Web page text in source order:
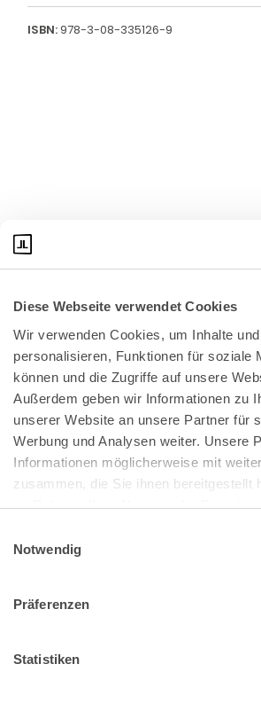
Diese Webseite verwendet Cookies
Wir verwenden Cookies, um Inhalte
personalisieren, Funktionen für soziale
können und die Zugriffe auf unsere
Außerdem geben wir Informationen zu
unserer Website an unsere Partner für
Werbung und Analysen weiter. Unsere
Informationen möglicherweise mit
zusammen, die Sie ihnen bereitgestellt
im Rahmen Ihrer Nutzung der Dienste
Impressum
Notwendig
Präferenzen
Statistiken
ISBN:978-3-08-335126-9
Bundeskanzlerplatz 2
53113 Bonn
Pressemitteilungen|AGB
Impressum|Datenschutz
Muster Widerrufsformular (PDF)